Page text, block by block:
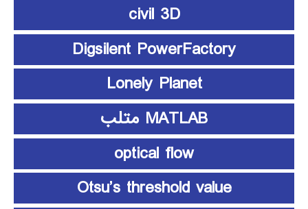
civil 3D
Digsilent PowerFactory
Lonely Planet
MATLAB متلب
optical flow
Otsu’s threshold value